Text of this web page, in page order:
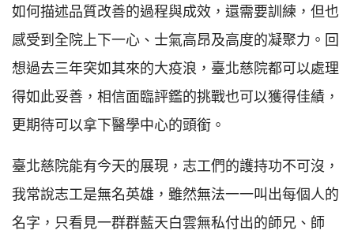
如何描述品質改善的過程與成效，還需要訓練，但也
感受到全院上下一心、士氣高昂及高度的凝聚力。回
想過去三年突如其來的大疫浪，臺北慈院都可以處理
得如此妥善，相信面臨評鑑的挑戰也可以獲得佳績，
更期待可以拿下醫學中心的頭銜。
臺北慈院能有今天的展現，志工們的護持功不可沒，
我常說志工是無名英雄，雖然無法一一叫出每個人的
名字，只看見一群群藍天白雲無私付出的師兄、師